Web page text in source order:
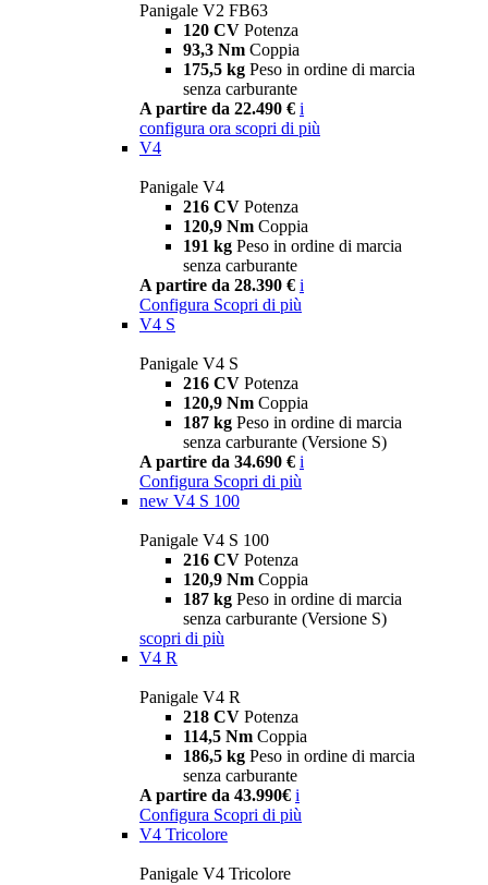
Panigale V2 FB63
120 CV Potenza
93,3 Nm Coppia
175,5 kg Peso in ordine di marcia
senza carburante
A partire da 22.490 € i
configura ora scopri di più
V4
Panigale V4
216 CV Potenza
120,9 Nm Coppia
191 kg Peso in ordine di marcia
senza carburante
A partire da 28.390 € i
Configura Scopri di più
V4 S
Panigale V4 S
216 CV Potenza
120,9 Nm Coppia
187 kg Peso in ordine di marcia
senza carburante (Versione S)
A partire da 34.690 € i
Configura Scopri di più
new V4 S 100
Panigale V4 S 100
216 CV Potenza
120,9 Nm Coppia
187 kg Peso in ordine di marcia
senza carburante (Versione S)
scopri di più
V4 R
Panigale V4 R
218 CV Potenza
114,5 Nm Coppia
186,5 kg Peso in ordine di marcia
senza carburante
A partire da 43.990€ i
Configura Scopri di più
V4 Tricolore
Panigale V4 Tricolore